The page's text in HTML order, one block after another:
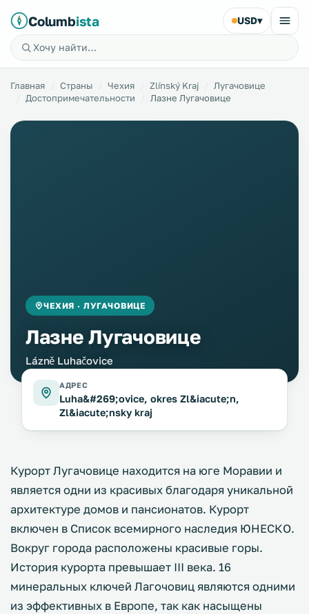
Columbista USD▾
Главная Страны Чехия Zlínský Kraj
Лугачовице
Достопримечательности
Лазне Лугачовице
ЧЕХИЯ · ЛУГАЧОВИЦЕ
Лазне Лугачовице
Lázně Luhačovice
АДРЕС
Luha&#269;ovice, okres Zl&iacute;n,
Zl&iacute;nsky kraj
Курорт Лугачовице находится на юге Моравии и
является одни из красивых благодаря уникальной
архитектуре домов и пансионатов. Курорт
включен в Список всемирного наследия ЮНЕСКО.
Вокруг города расположены красивые горы.
История курорта превышает III века. 16
минеральных ключей Лагочовиц являются одними
из эффективных в Европе, так как насыщены